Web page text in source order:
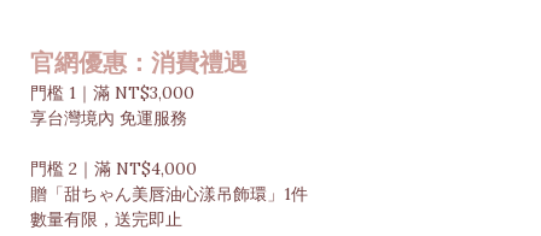
官網優惠：消費禮遇
門檻 1｜滿 NT$3,000
享台灣境內 免運服務
門檻 2｜滿 NT$4,000
贈「甜ちゃん美唇油心漾吊飾環」1件
數量有限，送完即止